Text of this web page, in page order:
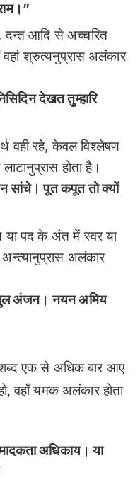
आदि से अच्चरित
वहां श्रुत्यनुप्रास अलंकार
देखत तुम्हारि
वही रहे, केवल विश्लेषण
होता है।
सांचे। पूत कपूत तो क्यों
या पद के अंत में स्वर या
अन्त्यानुप्रास अलंकार
अंजन। नयन अमिय
एक से अधिक बार आए
वहाँ यमक अलंकार होता
अधिकाय। या